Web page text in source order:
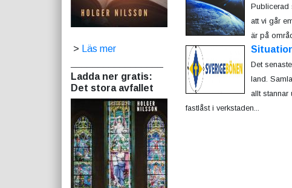
> Läs mer
Ladda ner gratis:
Det stora avfallet
Publicerad
att vi går
är på
Det
land.
allt stannar
fastlåst i verkstaden...